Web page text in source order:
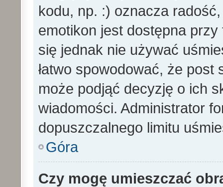
kodu, np. :) oznacza
emotikon jest dostępna
się jednak nie używać
łatwo spowodować, że
może podjąć decyzję o ich
wiadomości. Administrator
dopuszczalnego limitu
Góra
Czy mogę umieszczać